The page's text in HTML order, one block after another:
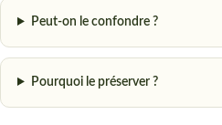
Peut-on le confondre ?
Pourquoi le préserver ?